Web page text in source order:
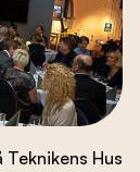
Hus